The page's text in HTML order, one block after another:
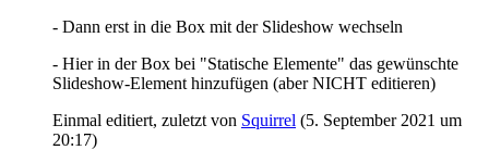
- Dann erst in die Box mit der Slideshow wechseln
- Hier in der Box bei "Statische Elemente" das gewünschte
Slideshow-Element hinzufügen (aber NICHT editieren)
Einmal editiert, zuletzt von Squirrel (5. September 2021 um
20:17)